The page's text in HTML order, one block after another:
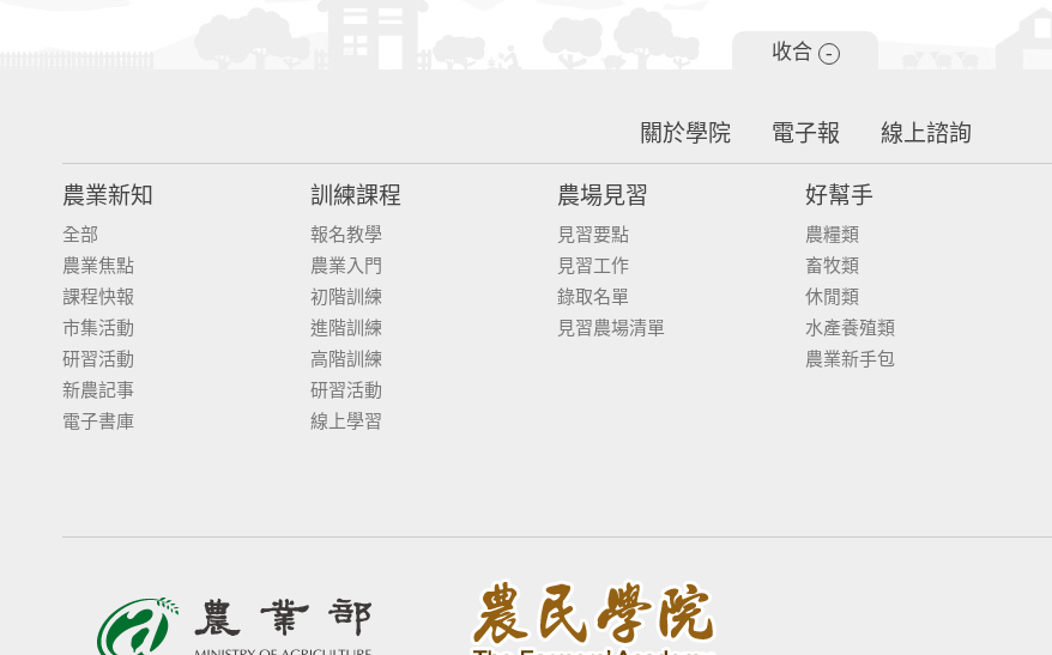
收合 -
關於學院 電子報 線上諮詢
農業新知
全部
農業焦點
課程快報
市集活動
研習活動
新農記事
電子書庫
訓練課程
報名教學
農業入門
初階訓練
進階訓練
高階訓練
研習活動
線上學習
農場見習
見習要點
見習工作
錄取名單
見習農場清單
好幫手
農糧類
畜牧類
休閒類
水產養殖類
農業新手包